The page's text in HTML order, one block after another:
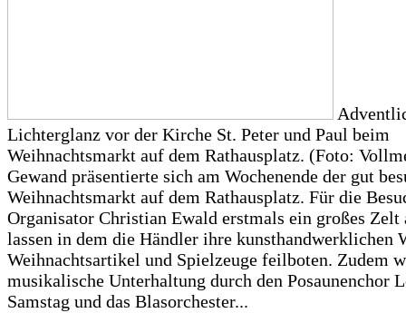
Lichterglanz vor der Kirche St. Peter und Paul beim
Weihnachtsmarkt auf dem Rathausplatz. (Foto:
Gewand präsentierte sich am Wochenende der gut
Weihnachtsmarkt auf dem Rathausplatz. Für die
Organisator Christian Ewald erstmals ein großes Zelt
lassen in dem die Händler ihre kunsthandwerklichen
Weihnachtsartikel und Spielzeuge feilboten. Zudem
musikalische Unterhaltung durch den Posaunenchor
Samstag und das Blasorchester...